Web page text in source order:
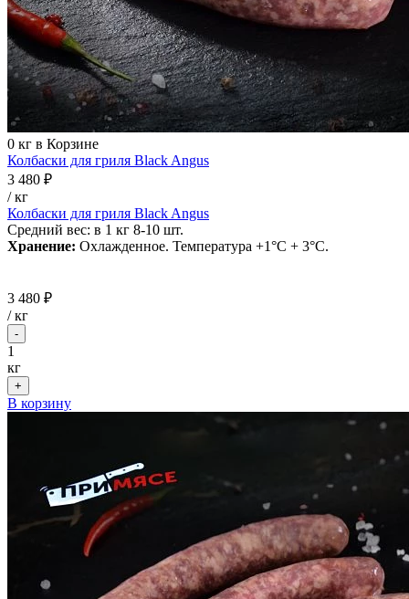
0 кг в Корзине
Колбаски для гриля Black Angus
3 480 ₽
/ кг
Колбаски для гриля Black Angus
Средний вес: в 1 кг 8-10 шт.
Хранение: Охлажденное. Температура +1°С + 3°С.
3 480 ₽
/кг
-
1
кг
+
В корзину